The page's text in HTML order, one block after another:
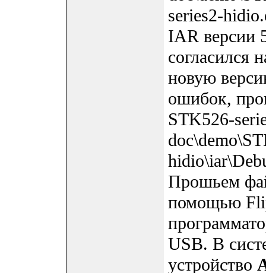
series2-
IAR версии
согласился
новую
ошибок,
STK526-
Прошьем
помощью
USB. В
устройство